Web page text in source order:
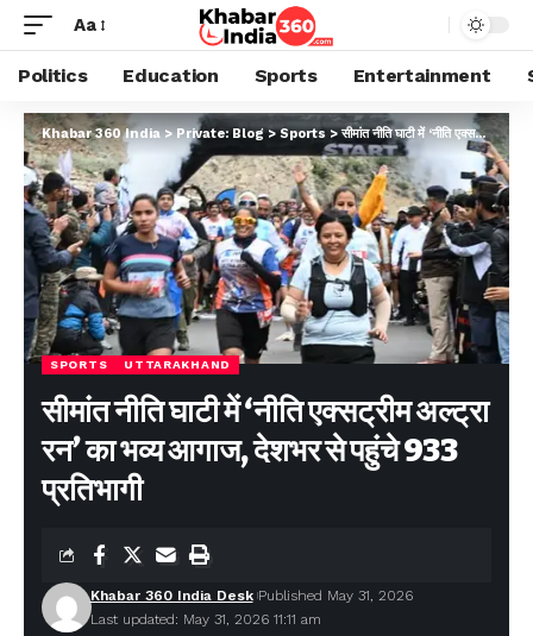
Aa
Politics Education Sports Entertainment
Khabar 360 India>Private: Blog>Sports>सीमांत नीति घाटी में ‘नीति एक्सट्रीम अल्ट्रा रन’ का भव्य आगाज, देशभर से पहुंचे 933 प्रतिभागी
SPORTS UTTARAKHAND
सीमांत नीति घाटी में ‘नीति एक्सट्रीम अल्ट्रा
रन’ का भव्य आगाज, देशभर से पहुंचे 933
प्रतिभागी
Last updated: May 31, 2026 11:11 am
Khabar 360 India Desk Published May 31, 2026